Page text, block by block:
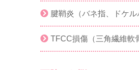
腱鞘炎（バネ指、ドケル
TFCC損傷（三角繊維軟